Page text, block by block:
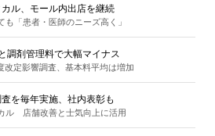
ル、モール内出店を継続
も「患者・医師のニーズ高く」
調剤管理料で大幅マイナス
改定影響調査、基本料平均は増加
を毎年実施、社内表彰も
ル 店舗改善と士気向上に活用